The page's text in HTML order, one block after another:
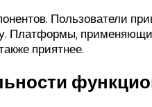
Пользователи
Платформы,
приятнее.